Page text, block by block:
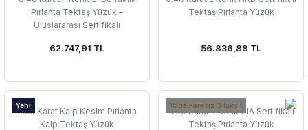
Pırlanta Tektaş Yüzük –
Uluslararası Sertifikalı
62.747,91 TL
Tektaş Pırlanta Yüzük
56.836,88 TL
Yeni
0.50 Karat Kalp Kesim Pırlanta
Kalp Tektaş Yüzük
Vade Farksız 3 taksit
0.50 Karat E Renk GIA Sertifikalı
Tektaş Pırlanta Yüzük